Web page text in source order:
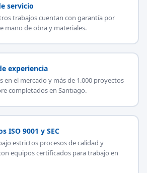
servicio
trabajos cuentan con garantía por
mano de obra y materiales.
experiencia
en el mercado y más de 1.000 proyectos
completados en Santiago.
ISO 9001 y SEC
estrictos procesos de calidad y
equipos certificados para trabajo en